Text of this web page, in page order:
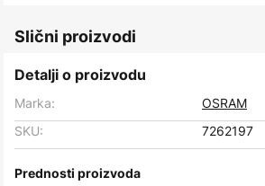
Slični proizvodi
Detalji o proizvodu
Marka:
OSRAM
SKU:
7262197
Prednosti proizvoda